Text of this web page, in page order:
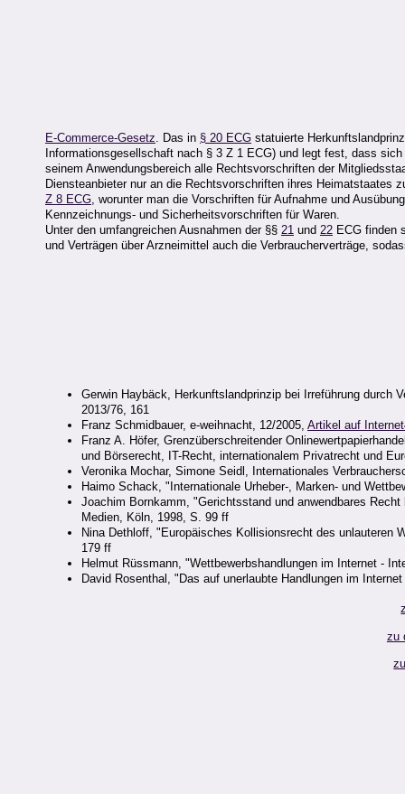
E-Commerce-Gesetz . Das in § 20 ECG statuierte
Informationsgesellschaft nach § 3 Z 1 ECG) und legt fest, dass
seinem Anwendungsbereich alle Rechtsvorschriften der
Diensteanbieter nur an die Rechtsvorschriften ihres Heimatstaates
Z 8 ECG , worunter man die Vorschriften für Aufnahme und
Kennzeichnungs- und Sicherheitsvorschriften für Waren.
Unter den umfangreichen Ausnahmen der §§ 21 und 22 ECG finden
und Verträgen über Arzneimittel auch die Verbraucherverträge,
Gerwin Haybäck, Herkunftslandprinzip bei Irreführung durch
2013/76, 161
Franz Schmidbauer, e-weihnacht, 12/2005, Artikel auf
Franz A. Höfer, Grenzüberschreitender
und Börserecht, IT-Recht, internationalem Privatrecht und
Veronika Mochar, Simone Seidl, Internationales
Haimo Schack, "Internationale Urheber-, Marken- und
Joachim Bornkamm, "Gerichtsstand und anwendbares
Medien, Köln, 1998, S. 99 ff
Nina Dethloff, "Europäisches Kollisionsrecht des unlauteren
179 ff
Helmut Rüssmann, "Wettbewerbshandlungen im Internet -
David Rosenthal, "Das auf unerlaubte Handlungen im
zu